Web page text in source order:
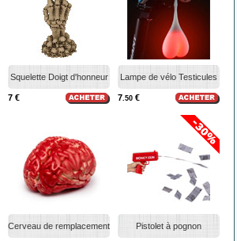
Squelette Doigt d'honneur
7 €
Lampe de vélo Testicules
7.50 €
Cerveau de remplacement Pistolet à pognon